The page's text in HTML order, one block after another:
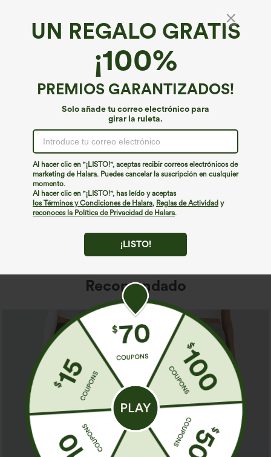
UN REGALO GRATIS
¡100%
PREMIOS GARANTIZADOS!
Solo añade tu correo electrónico para
girar la ruleta.
Al hacer clic en "¡LISTO!", aceptas recibir correos electrónicos de
marketing de Halara. Puedes cancelar la suscripción en cualquier
momento.
Al hacer clic en "¡LISTO!", has leído y aceptas
los Términos y Condiciones de Halara, Reglas de Actividad y
reconoces la Política de Privacidad de Halara.
¡LISTO!
¡Ups!
No podemos encontrar la página que estás buscando.
Seguir comprando
Recomendado